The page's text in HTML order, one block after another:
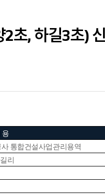
초, 하길3초)
용
통합건설사업관리용역
리